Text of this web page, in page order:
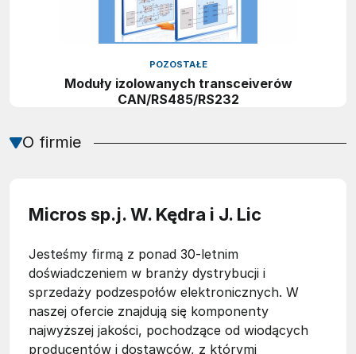
POZOSTAŁE
Moduły izolowanych transceiverów
CAN/RS485/RS232
O firmie
Micros sp.j. W. Kędra i J. Lic
Jesteśmy firmą z ponad 30-letnim
doświadczeniem w branży dystrybucji i
sprzedaży podzespołów elektronicznych. W
naszej ofercie znajdują się komponenty
najwyższej jakości, pochodzące od wiodących
producentów i dostawców, z którymi